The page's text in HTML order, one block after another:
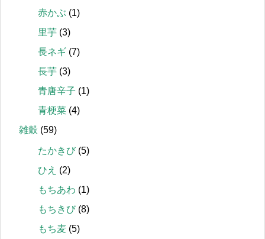
赤かぶ (1)
里芋 (3)
長ネギ (7)
長芋 (3)
青唐辛子 (1)
青梗菜 (4)
雑穀 (59)
たかきび(5)
ひえ (2)
もちあわ (1)
もちきび(8)
もち麦 (5)